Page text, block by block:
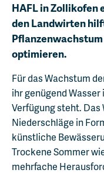
HAFL in Zollikofen
den Landwirten
optimieren.
Für das Wachstum
ihr genügend
Verfügung steht.
Niederschläge in
künstliche
Trockene Sommer
mehrfache